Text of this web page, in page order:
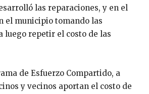
las reparaciones, y en el
el municipio tomando las
luego repetir el costo de las
de Esfuerzo Compartido, a
y vecinos aportan el costo de